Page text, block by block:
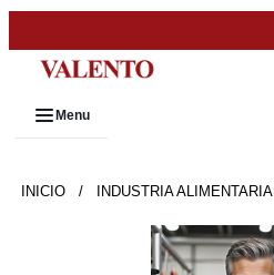
Menu
INICIO / INDUSTRIA ALIMENTARIA